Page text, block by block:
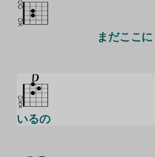
まだここに
いるの